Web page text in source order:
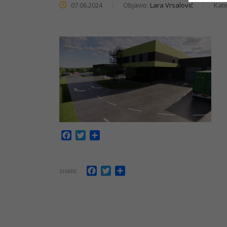
07.06.2024 Objavio: Lara Vrsalović
Facebook
Twitter
SHARE Facebook
Twitter